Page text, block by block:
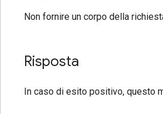
Non fornire un corpo della
Risposta
In caso di esito positivo, questo